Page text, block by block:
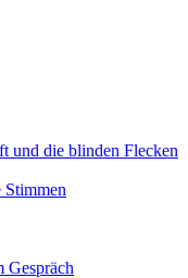
und die blinden Flecken
Stimmen
Gespräch